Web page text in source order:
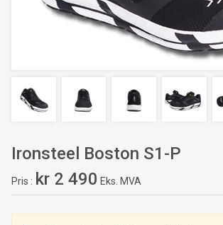
Ironsteel Boston S1-P
Pris kr 2 490 Eks. MVA